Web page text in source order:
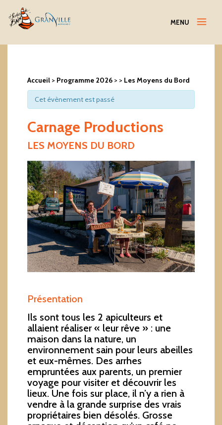
Menu
MENU
Accueil > Programme 2026 > > Les Moyens du Bord
Cet évènement est passé
Carnage Productions
LES MOYENS DU BORD
Présentation
Ils sont tous les 2 apiculteurs et
allaient réaliser « leur rêve » : une
maison dans la nature, un
environnement sain pour leurs abeilles
et eux-mêmes. Des arrhes
empruntées aux parents, un premier
voyage pour visiter et découvrir les
lieux. Une fois sur place, il n’y a rien à
vendre à la grande surprise des vrais
propriétaires bien désolés. Grosse